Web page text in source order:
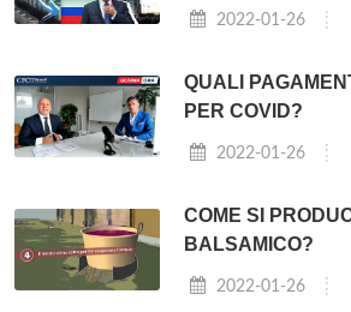
2022-01-26
QUALI
PER COVID?
2022-01-26
COME SI
BALSAMICO?
2022-01-26